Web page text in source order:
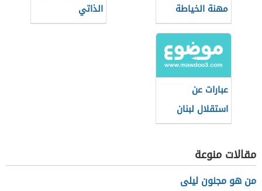
مهنة الخياطة
الذاتي
عبارات عن
استقلال لبنان
مقالات منوعة
من هو مجنون ليلى